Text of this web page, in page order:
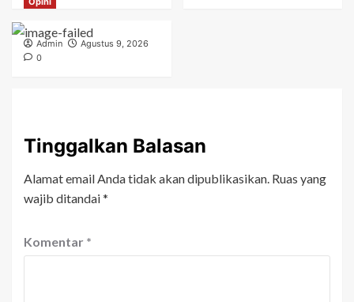
Admin
Agustus 9, 2026
0
Tinggalkan Balasan
Alamat email Anda tidak akan dipublikasikan. Ruas yang
wajib ditandai*
Komentar *